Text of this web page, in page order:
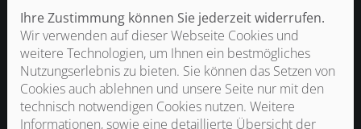
Profi-Werkzeug
Ihre Zustimmung können Sie jederzeit widerrufen.
Wir verwenden auf dieser Webseite Cookies und
weitere Technologien, um Ihnen ein bestmögliches
Nutzungserlebnis zu bieten. Sie können das Setzen von
Cookies auch ablehnen und unsere Seite nur mit den
technisch notwendigen Cookies nutzen. Weitere
Informationen, sowie eine detaillierte Übersicht der